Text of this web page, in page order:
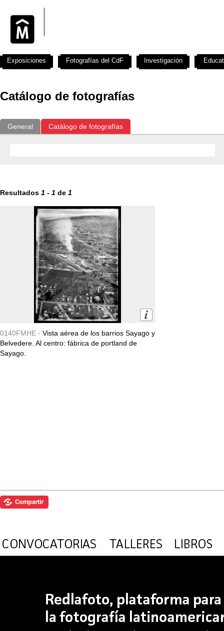
Catálogo de fotografías
General Catálogo de fotografías
Resultados 1 - 1 de 1
0140FMHE - Vista aérea de los barrios Sayago y
Belvedere. Al centro: fábrica de portland de
Sayago.
Exposiciones Fotografías del CdF Investigación